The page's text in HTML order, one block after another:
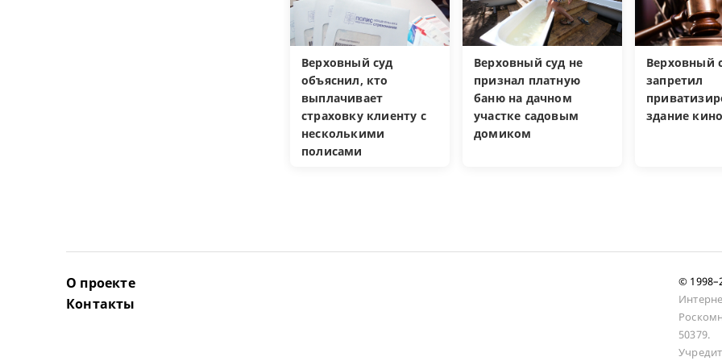
Верховный суд
объяснил, кто
выплачивает
страховку клиенту с
несколькими
полисами
Верховный суд не
признал платную
баню на дачном
участке садовым
домиком
Верховный
запретил
здание
О проекте
Контакты
©
50379.